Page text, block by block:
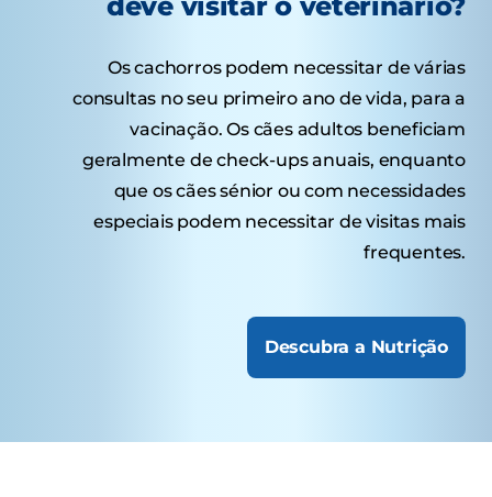
Os cachorros podem necessitar de várias
consultas no seu primeiro ano de vida, para a
vacinação. Os cães adultos beneficiam
geralmente de check-ups anuais, enquanto
que os cães sénior ou com necessidades
especiais podem necessitar de visitas mais
frequentes.
Descubra a Nutrição